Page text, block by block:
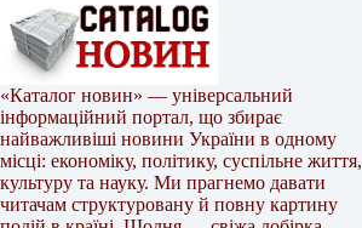
«Каталог новин» — універсальний
інформаційний портал, що збирає
найважливіші новини України в одному
місці: економіку, політику, суспільне життя,
культуру та науку. Ми прагнемо давати
читачам структуровану й повну картину